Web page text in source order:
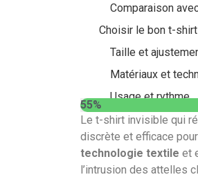
Comparaison
Choisir le bon t-
Taille et
Matériaux et
Usage et rythme
Cas pratiques,
Programme
Témoignages
55%
Le t-shirt invisible qui
discrète et efficace
technologie textile et
l’intrusion des attelles